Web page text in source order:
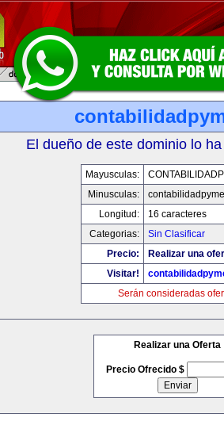
El dueño de este dominio lo
Mayusculas:
Minusculas:
Longitud:
16 caracteres
Categorias:
Sin Clasificar
Precio:
Realizar una
Visitar!
Serán consideradas
Realizar una Oferta
Precio Ofrecido $